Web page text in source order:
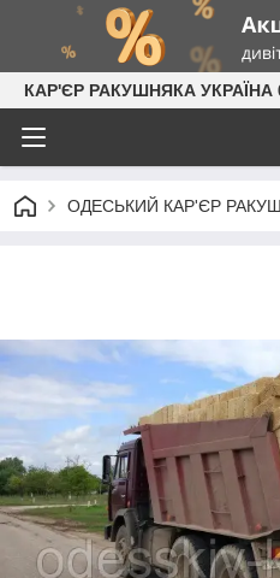
КАР'ЄР РАКУШНЯКА УКРАЇНА
ОДЕСЬКИЙ КАР'ЄР